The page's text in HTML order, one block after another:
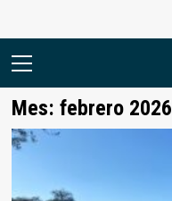
Menú
Mes: febrero 2026